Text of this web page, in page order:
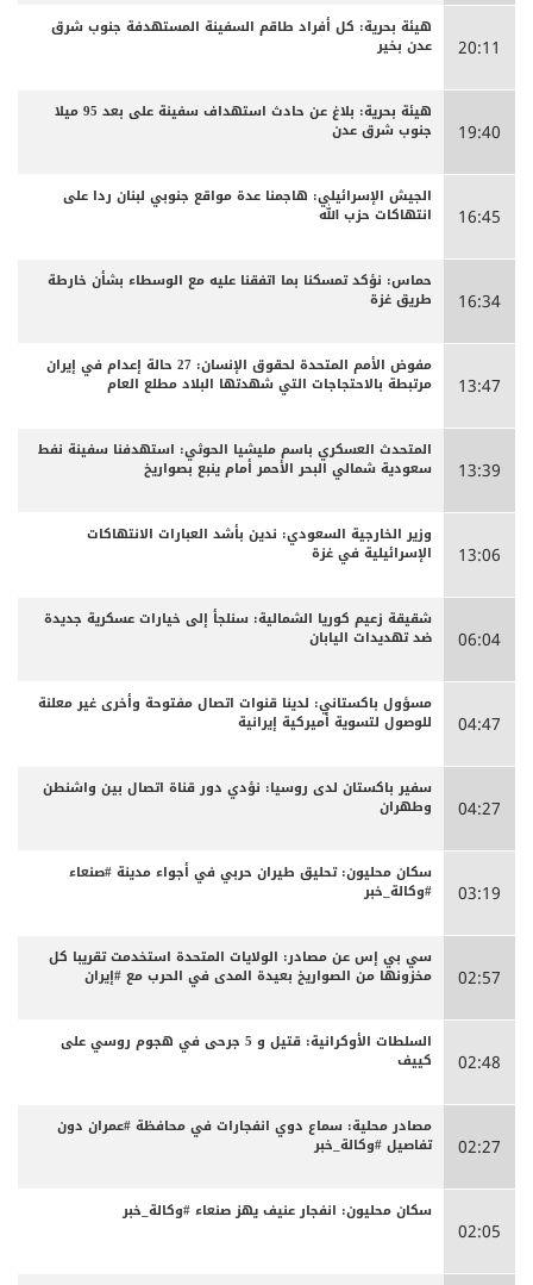
20:11
هيئة بحرية: كل أفراد طاقم السفينة المستهدفة جنوب شرق
عدن بخير
19:40
هيئة بحرية: بلاغ عن حادث استهداف سفينة على بعد 95 ميلا
جنوب شرق عدن
16:45
الجيش الإسرائيلي: هاجمنا عدة مواقع جنوبي لبنان ردا على
انتهاكات حزب الله
16:34
حماس: نؤكد تمسكنا بما اتفقنا عليه مع الوسطاء بشأن خارطة
طريق غزة
13:47
مفوض الأمم المتحدة لحقوق الإنسان: 27 حالة إعدام في إيران
مرتبطة بالاحتجاجات التي شهدتها البلاد مطلع العام
13:39
المتحدث العسكري باسم مليشيا الحوثي: استهدفنا سفينة نفط
سعودية شمالي البحر الأحمر أمام ينبع بصواريخ
13:06
وزير الخارجية السعودي: ندين بأشد العبارات الانتهاكات
الإسرائيلية في غزة
06:04
شقيقة زعيم كوريا الشمالية: سنلجأ إلى خيارات عسكرية جديدة
ضد تهديدات اليابان
04:47
مسؤول باكستاني: لدينا قنوات اتصال مفتوحة وأخرى غير معلنة
للوصول لتسوية أميركية إيرانية
04:27
سفير باكستان لدى روسيا: نؤدي دور قناة اتصال بين واشنطن
وطهران
03:19
سكان محليون: تحليق طيران حربي في أجواء مدينة #صنعاء
#وكالة_خبر
02:57
سي بي إس عن مصادر: الولايات المتحدة استخدمت تقريبا كل
مخزونها من الصواريخ بعيدة المدى في الحرب مع #إيران
02:48
السلطات الأوكرانية: قتيل و 5 جرحى في هجوم روسي على
كييف
02:27
مصادر محلية: سماع دوي انفجارات في محافظة #عمران دون
تفاصيل #وكالة_خبر
02:05
سكان محليون: انفجار عنيف يهز صنعاء #وكالة_خبر